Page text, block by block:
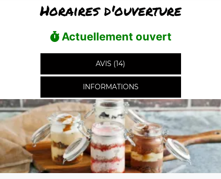
Horaires d'ouverture
Actuellement ouvert
AVIS (14)
INFORMATIONS